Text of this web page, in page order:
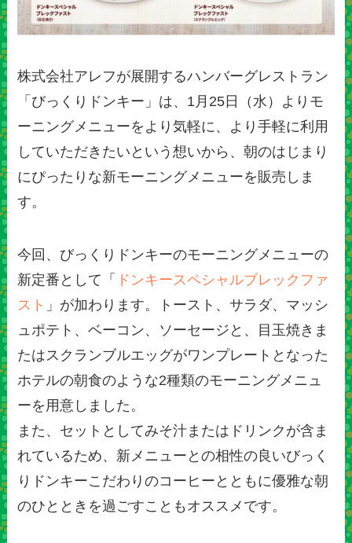
株式会社アレフが展開するハンバーグレストラン
「びっくりドンキー」は、1月25日（水）よりモ
ーニングメニューをより気軽に、より手軽に利用
していただきたいという想いから、朝のはじまり
にぴったりな新モーニングメニューを販売しま
す。
今回、びっくりドンキーのモーニングメニューの
新定番として「
ドンキースペシャルブレックファ
スト 」が加わります。トースト、サラダ、マッシ
ュポテト、ベーコン、ソーセージと、目玉焼きま
たはスクランブルエッグがワンプレートとなった
ホテルの朝食のような2種類のモーニングメニュ
ーを用意しました。
また、セットとしてみそ汁またはドリンクが含ま
れているため、新メニューとの相性の良いびっく
りドンキーこだわりのコーヒーとともに優雅な朝
のひとときを過ごすこともオススメです。